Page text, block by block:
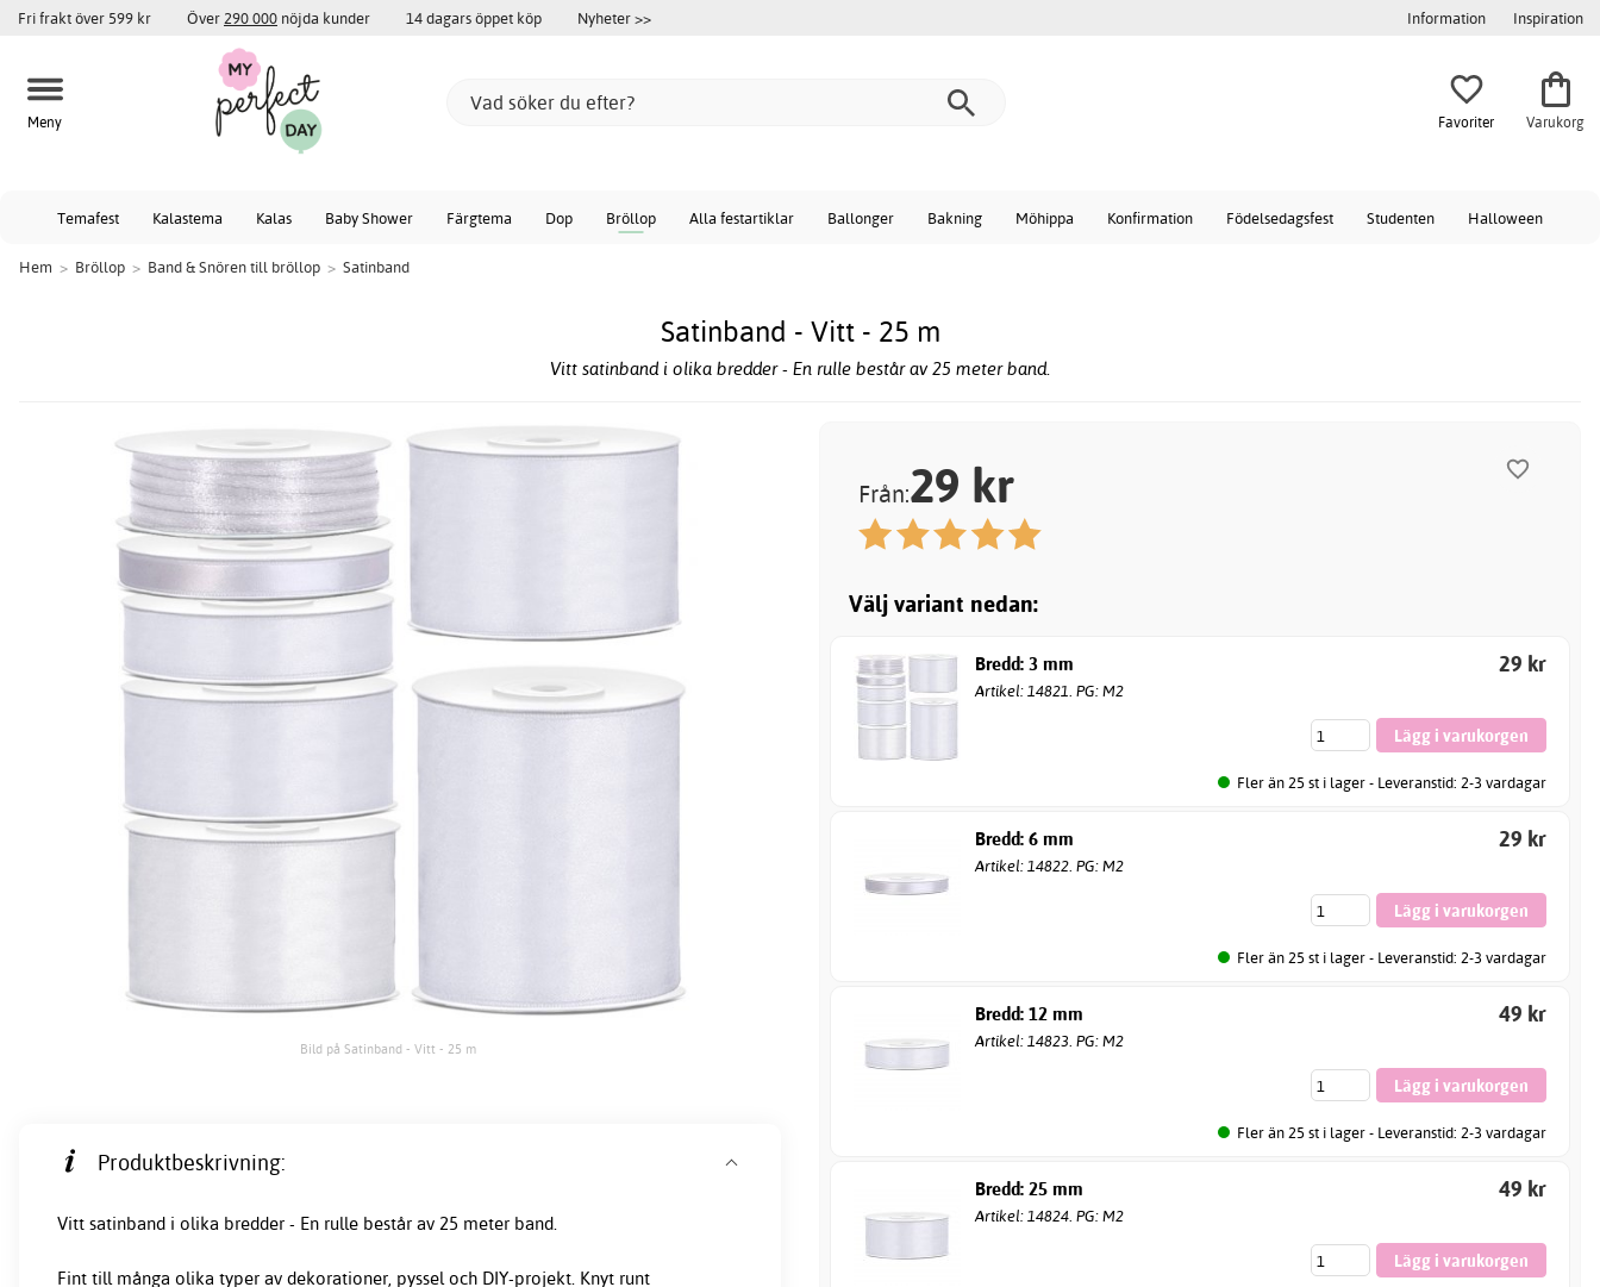
Fri frakt över 599 kr Över 290 000 nöjda kunder 14 dagars öppet köp Nyheter >> Information Inspiration
Meny Favoriter Varukorg
Temafest Kalastema Kalas Baby Shower Färgtema Dop Bröllop Alla festartiklar Ballonger Bakning Möhippa Konfirmation Födelsedagsfest Studenten Halloween
Hem > Bröllop > Band & Snören till bröllop > Satinband
Satinband - Vitt - 25 m
Vitt satinband i olika bredder - En rulle består av 25 meter band.
Bild på Satinband - Vitt - 25 m
Från:29 kr
Välj variant nedan:
Bredd: 3 mm
Artikel: 14821. PG: M2
29 kr
Fler än 25 st i lager - Leveranstid: 2-3 vardagar
Bredd: 6 mm
Artikel: 14822. PG: M2
29 kr
Fler än 25 st i lager - Leveranstid: 2-3 vardagar
Bredd: 12 mm
Artikel: 14823. PG: M2
49 kr
Fler än 25 st i lager - Leveranstid: 2-3 vardagar
Bredd: 25 mm
Artikel: 14824. PG: M2
49 kr
Produktbeskrivning:
Vitt satinband i olika bredder - En rulle består av 25 meter band.
Fint till många olika typer av dekorationer, pyssel och DIY-projekt. Knyt runt